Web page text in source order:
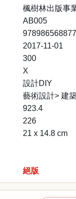
楓樹林出版事
AB005
2017-11-01
300
X
設計DIY
藝術設計> 建
923.4
226
21 x 14.8 cm
絕版